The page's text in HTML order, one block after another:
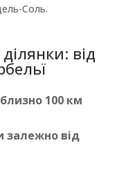
Соль.
від
100 км
залежно від